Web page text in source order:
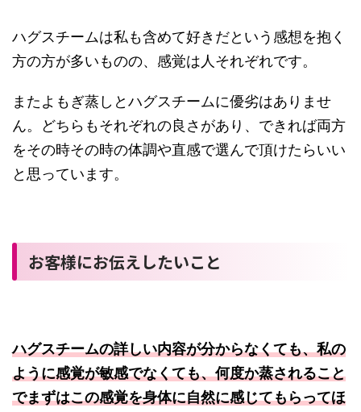
ハグスチームは私も含めて好きだという感想を抱く
方の方が多いものの、感覚は人それぞれです。
またよもぎ蒸しとハグスチームに優劣はありませ
ん。どちらもそれぞれの良さがあり、できれば両方
をその時その時の体調や直感で選んで頂けたらいい
と思っています。
お客様にお伝えしたいこと
ハグスチームの詳しい内容が分からなくても、私の
ように感覚が敏感でなくても、何度か蒸されること
でまずはこの感覚を身体に自然に感じてもらってほ